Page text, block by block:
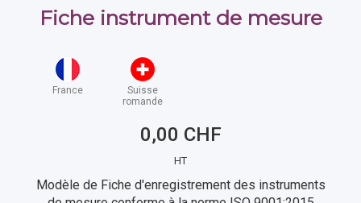
Fiche instrument de mesure
France
Suisse
romande
0,00 CHF
HT
Modèle de Fiche d'enregistrement des instruments